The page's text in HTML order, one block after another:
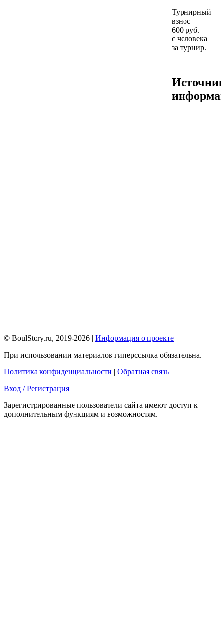
Турнирный
взнос
600 руб.
с человека
за турнир.
© BoulStory.ru, 2019-2026 | Информация о проекте
При использовании материалов гиперссылка обязательна.
Политика конфиденциальности | Обратная связь
Вход / Регистрация
Зарегистрированные пользователи сайта имеют доступ к
дополнительным функциям и возможностям.